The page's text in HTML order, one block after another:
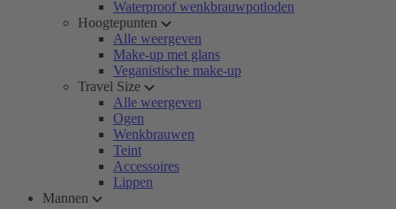
Waterproof wenkbrauwpotloden
Hoogtepunten
Alle weergeven
Make-up met glans
Veganistische make-up
Travel Size
Alle weergeven
Ogen
Wenkbrauwen
Teint
Accessoires
Lippen
Mannen